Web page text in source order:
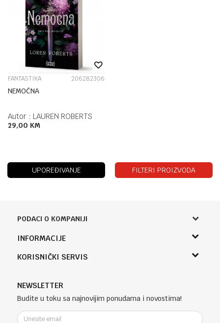
FANTASTIKA 206282306
NEMOĆNA
Autor : LAUREN ROBERTS
29,00 KM
UPOREĐIVANJE FILTERI PROIZVODA
PODACI O KOMPANIJI
Knjižara Kultura
Knjaza Miloša 3A
Telefon (uprava firme Sladaboni d.o.o)
051 303 460
e-knjizara@knjizarakultura.com
INFORMACIJE
O nama
Kontakt
Klub povjerenja "Knjižara Kultura"
KORISNIČKI SERVIS
Politika privatnosti
Kako kupiti
Načini plaćanja
NEWSLETTER
Budite u toku sa najnovijim ponudama i novostima!